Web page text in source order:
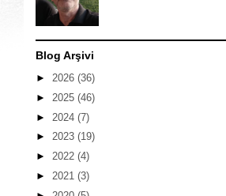
Blog Arşivi
► 2026 (36)
► 2025 (46)
► 2024 (7)
► 2023 (19)
► 2022 (4)
► 2021 (3)